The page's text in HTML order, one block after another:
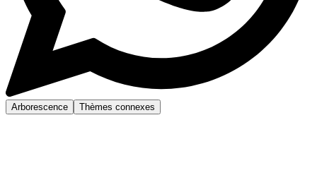
Arborescence Thèmes connexes